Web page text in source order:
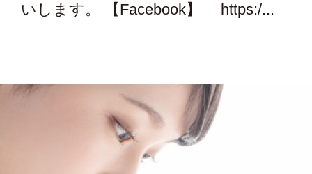
いします。 【Facebook】 https:/...